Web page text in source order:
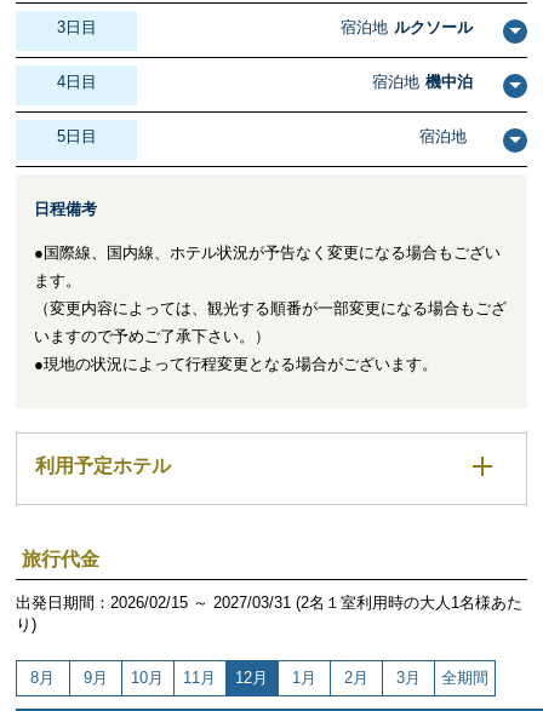
3日目 宿泊地 ルクソール
4日目 宿泊地 機中泊
5日目 宿泊地
日程備考
●国際線、国内線、ホテル状況が予告なく変更になる場合もござい
ます。
（変更内容によっては、観光する順番が一部変更になる場合もござ
いますので予めご了承下さい。）
●現地の状況によって行程変更となる場合がございます。
利用予定ホテル
旅行代金
出発日期間：2026/02/15 ～ 2027/03/31 (2名１室利用時の大人1名様あた
り)
8月 9月 10月 11月 12月 1月 2月 3月 全期間